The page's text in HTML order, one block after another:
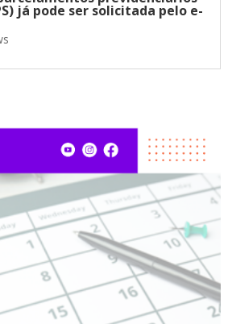
já pode ser solicitada pelo e-